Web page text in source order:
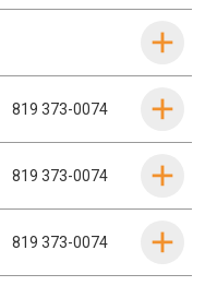
819 373-0074
819 373-0074
819 373-0074